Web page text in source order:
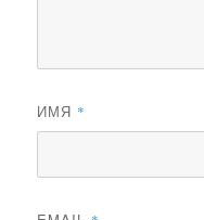
ИМЯ *